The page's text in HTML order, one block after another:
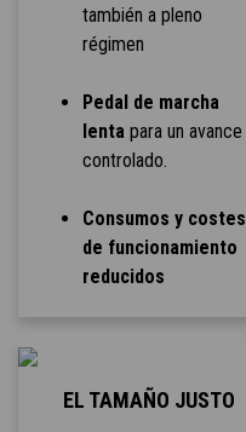
también a pleno
régimen
Pedal de marcha
lenta para un avance
controlado.
Consumos y costes
de funcionamiento
reducidos
EL TAMAÑO JUSTO